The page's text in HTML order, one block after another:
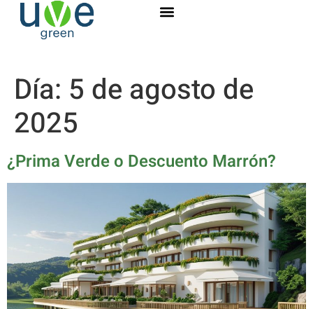
Día: 5 de agosto de
2025
¿Prima Verde o Descuento Marrón?